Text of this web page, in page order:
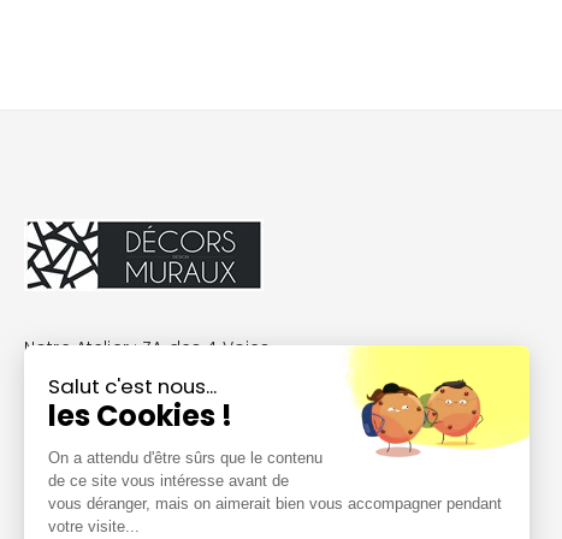
Notre Atelier : ZA des 4 Voies
22170 Plélo France
France
02 96 74 28 76
9h à 17h30 du lundi au vendredi
contact@decors-muraux.fr
Salut c'est nous...
les Cookies !
On a attendu d'être sûrs que le contenu
de ce site vous intéresse avant de
vous déranger, mais on aimerait bien vous accompagner pendant
votre visite...